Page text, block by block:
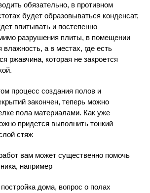
обязательно, в противном
будет образовываться конденсат,
впитывать и постепенно
разрушения плиты, в помещении
влажность, а в местах, где есть
ржавчина, которая не закроется
процесс создания полов и
закончен, теперь можно
пола материалами. Как уже
придется выполнить тонкий
стяж
вам может существенно помочь
например
постройка дома, вопрос о полах